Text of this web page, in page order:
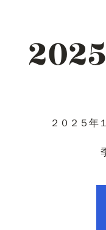
２０２５年